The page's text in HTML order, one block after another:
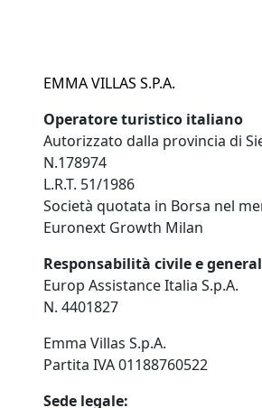
EMMA VILLAS S.P.A.
Operatore turistico italiano
Autorizzato dalla provincia di
N.178974
L.R.T. 51/1986
Società quotata in Borsa nel
Euronext Growth Milan
Responsabilità civile e
Europ Assistance Italia S.p.A.
N. 4401827
Emma Villas S.p.A.
Partita IVA 01188760522
Sede legale: